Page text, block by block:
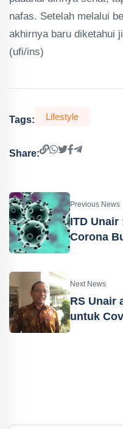
nafas. Setelah melalui
akhirnya baru diketahui
(ufi/ins)
Tags: Lifestyle
Share:
Previous News
ITD
Corona
Next News
RS Unair
untuk